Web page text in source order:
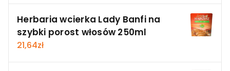
Herbaria wcierka Lady Banfi na
szybki porost włosów 250ml
21,64zł